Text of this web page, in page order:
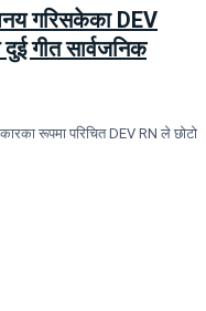
गरिसकेका DEV
गीत सार्वजनिक
रूपमा परिचित DEV RN ले छोटो